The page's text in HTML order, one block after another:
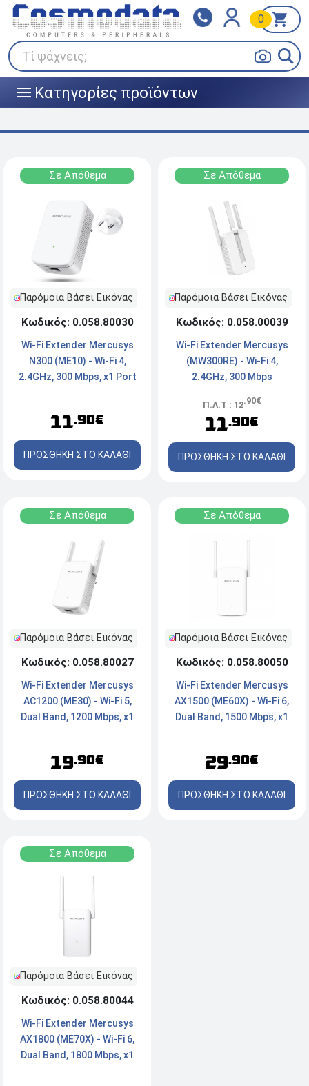
Τί ψάχνεις;
0
||| Κατηγορίες προϊόντων
Klarna
Πληρώστε σε 3
άτοκες δόσεις
BOX NOW
Σε Απόθεμα
Παρόμοια Βάσει Εικόνας
Κωδικός: 0.058.80030
Wi-Fi Extender Mercusys
N300 (ME10) - Wi-Fi 4,
2.4GHz, 300 Mbps, x1 Port
11.90€
ΠΡΟΣΘΗΚΗ ΣΤΟ ΚΑΛΑΘΙ
Σε Απόθεμα
Παρόμοια Βάσει Εικόνας
Κωδικός: 0.058.00039
Wi-Fi Extender Mercusys
(MW300RE) - Wi-Fi 4,
2.4GHz, 300 Mbps
Π.Λ.Τ : 12.90€
11.90€
ΠΡΟΣΘΗΚΗ ΣΤΟ ΚΑΛΑΘΙ
Σε Απόθεμα
Παρόμοια Βάσει Εικόνας
Κωδικός: 0.058.80027
Wi-Fi Extender Mercusys
AC1200 (ME30) - Wi-Fi 5,
Dual Band, 1200 Mbps, x1
19.90€
ΠΡΟΣΘΗΚΗ ΣΤΟ ΚΑΛΑΘΙ
Σε Απόθεμα
Παρόμοια Βάσει Εικόνας
Κωδικός: 0.058.80050
Wi-Fi Extender Mercusys
AX1500 (ME60X) - Wi-Fi 6,
Dual Band, 1500 Mbps, x1
29.90€
ΠΡΟΣΘΗΚΗ ΣΤΟ ΚΑΛΑΘΙ
Σε Απόθεμα
Παρόμοια Βάσει Εικόνας
Κωδικός: 0.058.80044
Wi-Fi Extender Mercusys
AX1800 (ME70X) - Wi-Fi 6,
Dual Band, 1800 Mbps, x1